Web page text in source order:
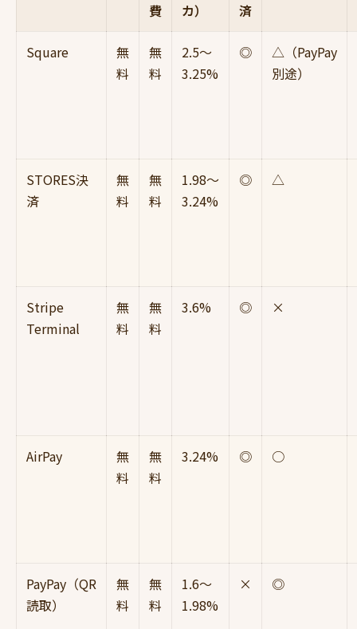
費
カ）
済
Square
無
料
無
料
2.5〜
3.25%
◎
△（PayPay
別途）
STORES決
済
無
料
無
料
1.98〜
3.24%
◎ △
Stripe
Terminal
無
料
無
料
3.6% ◎ ×
AirPay
無
料
無
料
3.24% ◎ ○
PayPay（QR
読取）
無
料
無
料
1.6〜
1.98%
× ◎